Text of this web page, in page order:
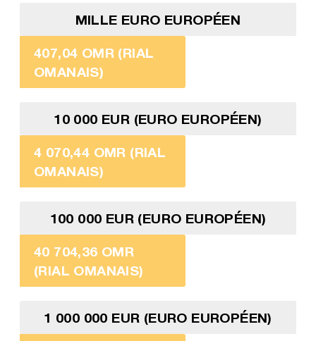
MILLE EURO EUROPÉEN
407,04 OMR (RIAL
OMANAIS)
10 000 EUR (EURO EUROPÉEN)
4 070,44 OMR (RIAL
OMANAIS)
100 000 EUR (EURO EUROPÉEN)
40 704,36 OMR
(RIAL OMANAIS)
1 000 000 EUR (EURO EUROPÉEN)